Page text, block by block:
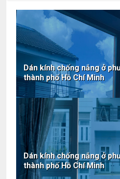
Dán kính chống nắng ở
thành phố Hồ Chí Minh
Dán kính chống nắng ở
thành phố Hồ Chí Minh